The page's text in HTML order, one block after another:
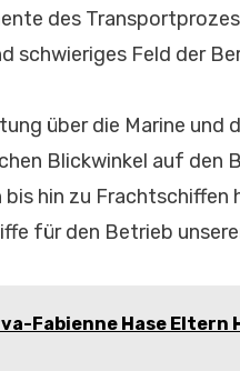
des
schwieriges Feld der
über die Marine und
Blickwinkel auf den
bis hin zu Frachtschiffen
für den Betrieb
Fabienne Hase